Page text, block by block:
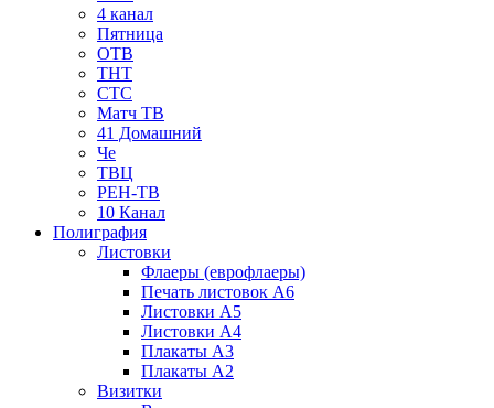
4 канал
Пятница
ОТВ
ТНТ
СТС
Матч ТВ
41 Домашний
Че
ТВЦ
РЕН-ТВ
10 Канал
Полиграфия
Листовки
Флаеры (еврофлаеры)
Печать листовок А6
Листовки А5
Листовки А4
Плакаты А3
Плакаты А2
Визитки